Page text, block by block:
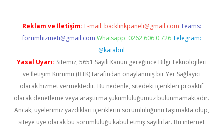
Reklam ve İletişim: E-mail: backlinkpaneli@gmail.com Teams:
forumhizmeti@gmail.com Whatsapp: 0262 606 0 726 Telegram:
@karabul
Yasal Uyarı: Sitemiz, 5651 Sayılı Kanun gereğince Bilgi Teknolojileri
ve İletişim Kurumu (BTK) tarafından onaylanmış bir Yer Sağlayıcı
olarak hizmet vermektedir. Bu nedenle, sitedeki içerikleri proaktif
olarak denetleme veya araştırma yükümlülüğümüz bulunmamaktadır.
Ancak, üyelerimiz yazdıkları içeriklerin sorumluluğunu taşımakta olup,
siteye üye olarak bu sorumluluğu kabul etmiş sayılırlar. Bu internet